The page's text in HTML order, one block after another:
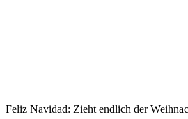
Feliz Navidad: Zieht endlich der